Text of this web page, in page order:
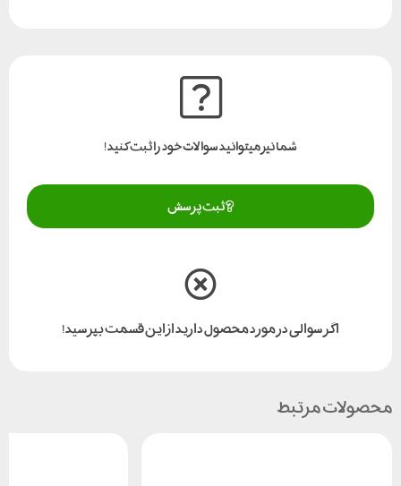
شما نیز میتوانید سوالات خود را ثبت کنید!
ثبت پرسش
اگر سوالی در مورد محصول دارید از این قسمت بپرسید!
محصولات مرتبط